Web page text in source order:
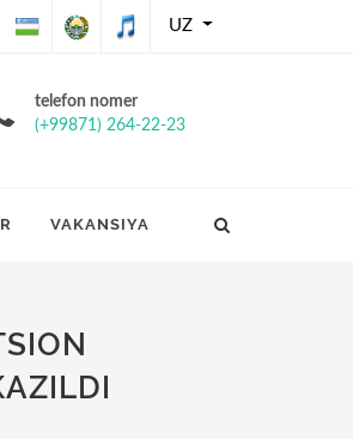
Respublikasining
RespublikasiRespublikasi
UZ
telefon nomer
(+99871) 264-22-23
VAKANSIYA